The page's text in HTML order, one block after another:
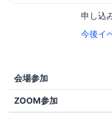
申し込
今後イ
会場参加
ZOOM参加